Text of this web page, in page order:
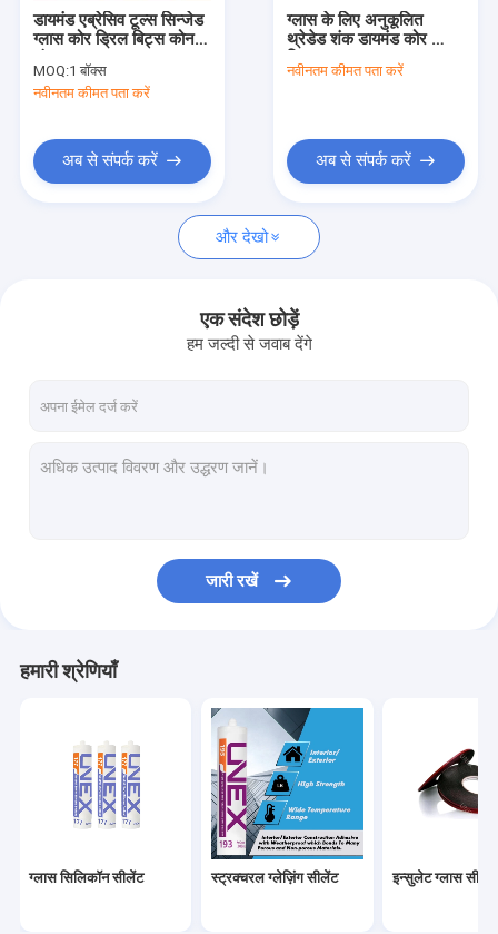
संपर्क करें
एक उद्धरण की विनती करे
ग्लास सिलिकॉन सीलेंट
एल्यूमिनियम विंडो स्पेसर
ग्लास हार्डवेयर
ग्लास एनामेल्स पेंट
डायमंड एब्रेसिव टूल्स सिन्जेड
ग्लास कोर ड्रिल बिट्स कोन
MOQ:1 बॉक्स
नवीनतम कीमत पता करें
अब से संपर्क करें
ग्लास के लिए अनुकूलित
थ्रेडेड शंक डायमंड कोर ड्रिल
नवीनतम कीमत पता करें
अब से संपर्क करें
और देखो
एक संदेश छोड़ें
हम जल्दी से जवाब देंगे
जारी रखें
हमारी श्रेणियाँ
ग्लास सिलिकॉन सीलेंट स्ट्रक्चरल ग्लेज़िंग सीलेंट इन्सुलेट ग्लास सीलेंट